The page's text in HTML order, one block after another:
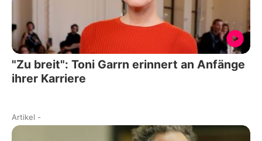
"Zu breit": Toni Garrn erinnert an Anfänge
ihrer Karriere
Artikel -